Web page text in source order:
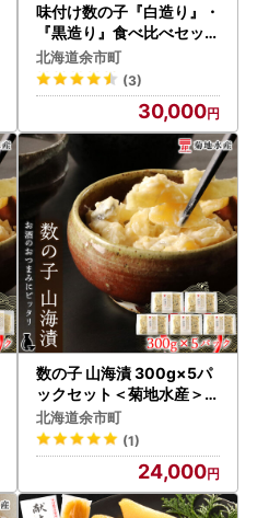
味付け数の子『白造り』・
『黒造り』食べ比べセット
大 ＜菊地水産＞_Y020-0
060
北海道余市町
(3)
30,000
数の子 山海漬 300g×5パ
ックセット＜菊地水産＞_
Y020-0056
北海道余市町
(1)
24,000